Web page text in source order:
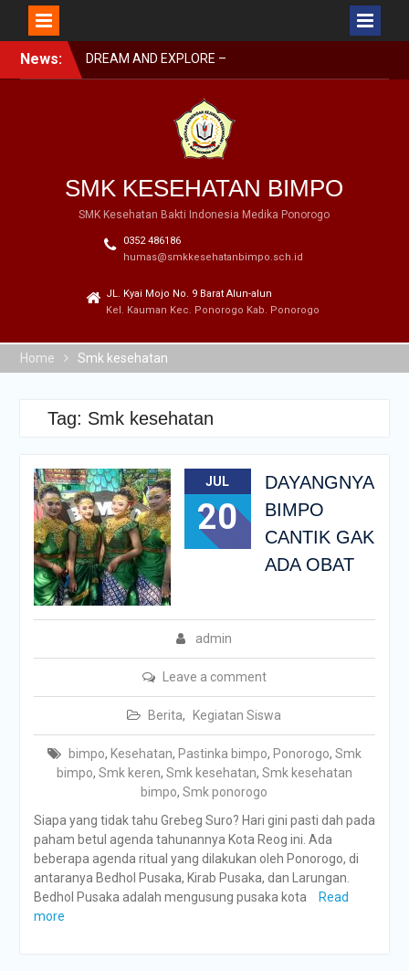
News:
DREAM AND EXPLORE –
MPLS BIMPO 2023
SWASTA FESTIVAL 2023
BARENG BUPATI
GERAK JALAN GARAPAN
DISBUDPARPORA
SMK KESEHATAN BIMPO
SMK Kesehatan Bakti Indonesia Medika Ponorogo
0352 486186
humas@smkkesehatanbimpo.sch.id
JL. Kyai Mojo No. 9 Barat Alun-alun
Kel. Kauman Kec. Ponorogo Kab. Ponorogo
Home Smk kesehatan
Tag: Smk kesehatan
JUL
20
DAYANGNYA
BIMPO
CANTIK GAK
ADA OBAT
admin
Leave a comment
Berita, Kegiatan Siswa
bimpo, Kesehatan, Pastinka bimpo, Ponorogo, Smk
bimpo, Smk keren, Smk kesehatan, Smk kesehatan
bimpo,Smk ponorogo
Siapa yang tidak tahu Grebeg Suro? Hari gini pasti dah pada
paham betul agenda tahunannya Kota Reog ini. Ada
beberapa agenda ritual yang dilakukan oleh Ponorogo, di
antaranya Bedhol Pusaka, Kirab Pusaka, dan Larungan.
Bedhol Pusaka adalah mengusung pusaka kota
Read
more